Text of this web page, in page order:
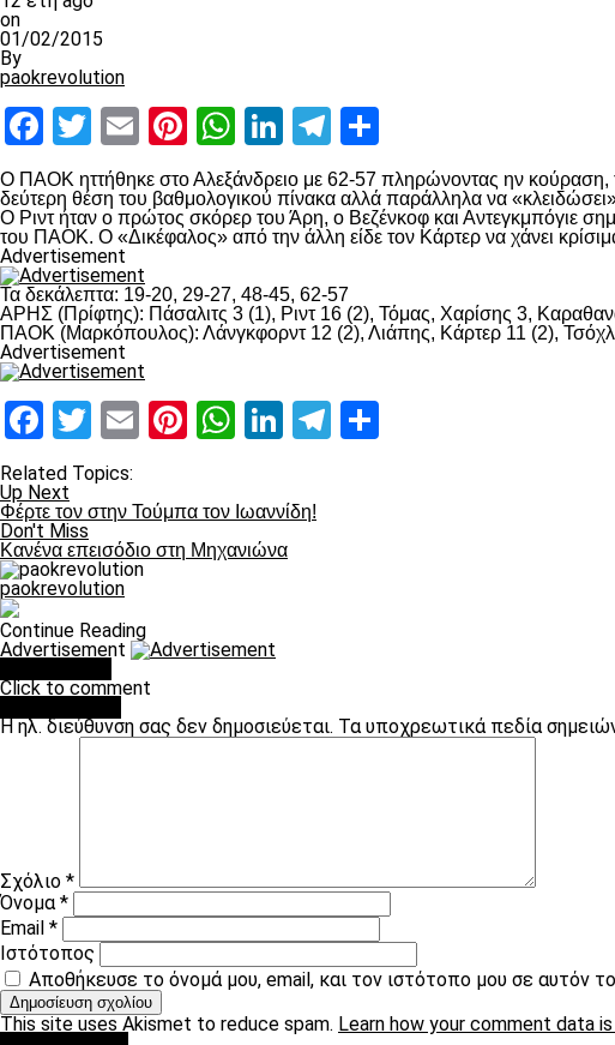
on
01/02/2015
By
paokrevolution
Facebook
Twitter
EmailPinterest
WhatsApp
LinkedIn
Telegram
Ο ΠΑΟΚ ηττήθηκε στο Αλεξάνδρειο με 62-57 πληρώνοντας ην κούραση,
δεύτερη θέση του βαθμολογικού πίνακα αλλά παράλληλα να «κλειδώσει»
Ο Ριντ ήταν ο πρώτος σκόρερ του Άρη, ο Βεζένκοφ και Αντεγκμπόγιε
του ΠΑΟΚ. Ο «Δικέφαλος» από την άλλη είδε τον Κάρτερ να χάνει
Advertisement
Τα δεκάλεπτα: 19-20, 29-27, 48-45, 62-57
ΑΡΗΣ (Πρίφτης): Πάσαλιτς 3 (1), Ριντ 16 (2), Τόμας, Χαρίσης 3,
ΠΑΟΚ (Μαρκόπουλος): Λάνγκφορντ 12 (2), Λιάπης, Κάρτερ 11 (2),
Advertisement
Facebook
Twitter
EmailPinterest
WhatsApp
LinkedIn
Telegram
Related Topics:
Up Next
Φέρτε τον στην Τούμπα τον Ιωαννίδη!
Don't Miss
Κανένα επεισόδιο στη Μηχανιώνα
paokrevolution
Continue Reading
Advertisement
Click to comment
Η ηλ. διεύθυνση σας δεν δημοσιεύεται. Τα υποχρεωτικά πεδία
Σχόλιο *
Όνομα*
Email *
Ιστότοπος
Αποθήκευσε το όνομά μου, email, και τον ιστότοπο μου σε αυτόν
This site uses Akismet to reduce spam. Learn how your comment data